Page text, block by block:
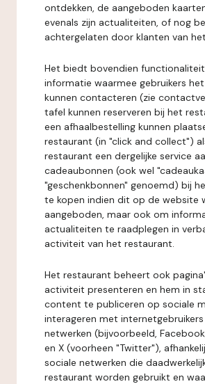
ontdekken, de aangeboden
evenals zijn actualiteiten, of nog
achtergelaten door klanten van
Het biedt bovendien
informatie waarmee gebruikers
kunnen contacteren (zie
tafel kunnen reserveren bij het
een afhaalbestelling kunnen
restaurant (in "click and collect")
restaurant een dergelijke service
cadeaubonnen (ook wel
"geschenkbonnen" genoemd) bij
te kopen indien dit op de website
aangeboden, maar ook om
actualiteiten te raadplegen in
activiteit van het restaurant.
Het restaurant beheert ook
activiteit presenteren en hem in
content te publiceren op sociale
interageren met internetgebruikers
netwerken (bijvoorbeeld,
en X (voorheen "Twitter"),
sociale netwerken die
restaurant worden gebruikt en